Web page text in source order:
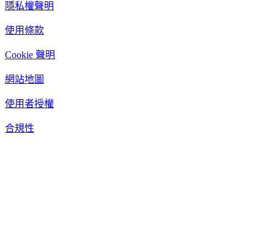
隱私權聲明
使用條款
Cookie 聲明
網站地圖
使用者授權
合規性